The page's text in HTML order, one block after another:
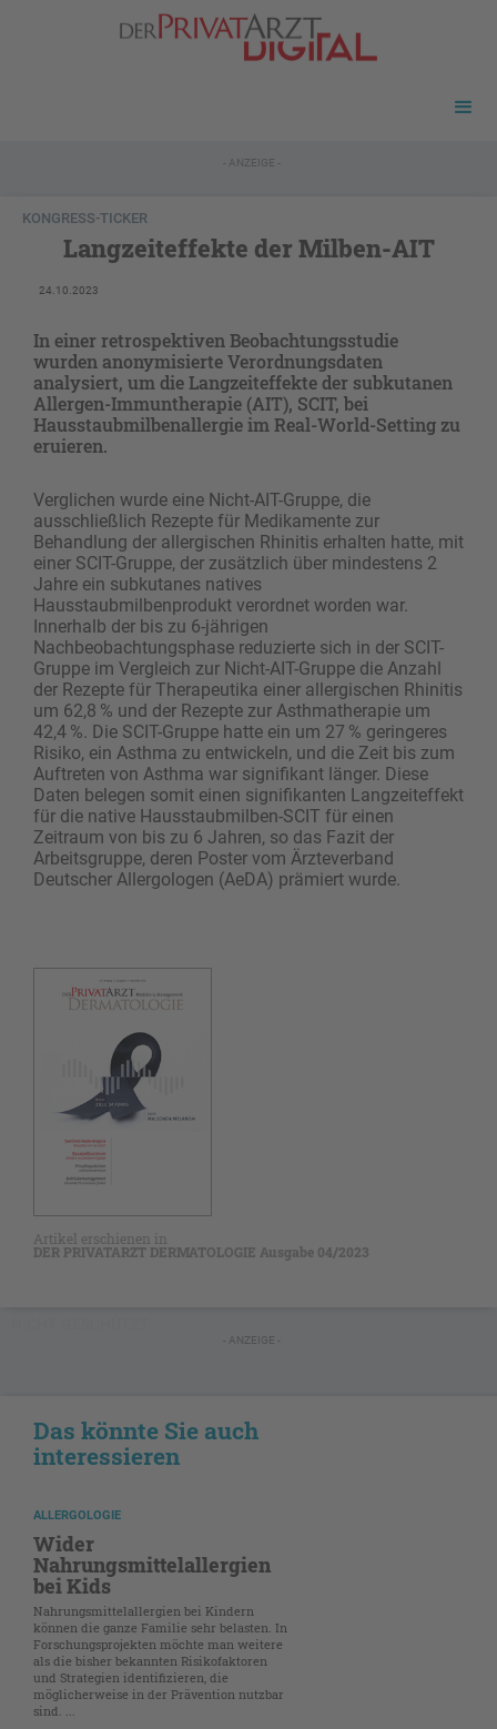
- ANZEIGE -
KONGRESS-TICKER
Langzeiteffekte der Milben-AIT
24.10.2023
In einer retrospektiven Beobachtungsstudie
wurden anonymisierte Verordnungsdaten
analysiert, um die Langzeiteffekte der subkutanen
Allergen-Immuntherapie (AIT), SCIT, bei
Hausstaubmilbenallergie im Real-World-Setting zu
eruieren.
Verglichen wurde eine Nicht-AIT-Gruppe, die
ausschließlich Rezepte für Medikamente zur
Behandlung der allergischen Rhinitis erhalten hatte, mit
einer SCIT-Gruppe, der zusätzlich über mindestens 2
Jahre ein subkutanes natives
Hausstaubmilbenprodukt verordnet worden war.
Innerhalb der bis zu 6-jährigen
Nachbeobachtungsphase reduzierte sich in der SCIT-
Gruppe im Vergleich zur Nicht-AIT-Gruppe die Anzahl
der ­Rezepte für Therapeutika einer allergischen Rhinitis
um 62,8 % und der Rezepte zur Asthmatherapie um
42,4 %. Die SCIT-Gruppe hatte ein um 27 % geringeres
Risiko, ein Asthma zu entwickeln, und die Zeit bis zum
Auftreten von Asthma war signifikant länger. Diese
Daten belegen somit einen signifikanten Langzeiteffekt
für die native Hausstaubmilben-SCIT für einen
Zeitraum von bis zu 6 Jahren, so das Fazit der
Arbeitsgruppe, deren Poster vom Ärzteverband
Deutscher Allergologen (AeDA) prämiert wurde.
Artikel erschienen in
DER PRIVATARZT DERMATOLOGIE Ausgabe 04/2023
- ANZEIGE -
Das könnte Sie auch
interessieren
ALLERGOLOGIE
Wider
Nahrungsmittelallergien
bei Kids
Nahrungsmittelallergien bei Kindern
können die ganze Familie sehr belasten. In
Forschungsprojekten möchte man weitere
als die bisher bekannten Risikofaktoren
und Strategien identifizieren, die
möglicherweise in der Prävention nutzbar
sind. ...